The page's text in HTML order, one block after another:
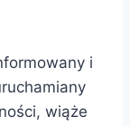
i
wiąże